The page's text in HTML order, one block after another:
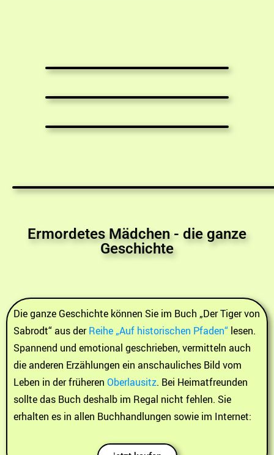
Ermordetes Mädchen - die ganze
Geschichte
Die ganze Geschichte können Sie im Buch „Der Tiger von
Sabrodt“ aus derReihe „Auf historischen Pfaden“ lesen.
Spannend und emotional geschrieben, vermitteln auch
die anderen Erzählungen ein anschauliches Bild vom
Leben in der früheren Oberlausitz. Bei Heimatfreunden
sollte das Buch deshalb im Regal nicht fehlen. Sie
erhalten es in allen Buchhandlungen sowie im Internet: